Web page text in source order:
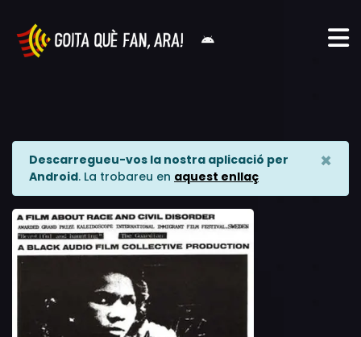
Descarregueu-vos la nostra aplicació per
Android. La trobareu en aquest enllaç
×